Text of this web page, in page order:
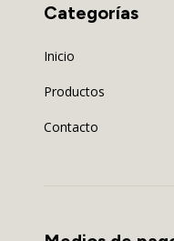
Categorías
Inicio
Productos
Contacto